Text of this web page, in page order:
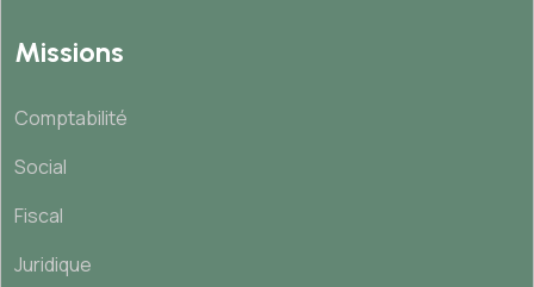
Missions
Comptabilité
Social
Fiscal
Juridique